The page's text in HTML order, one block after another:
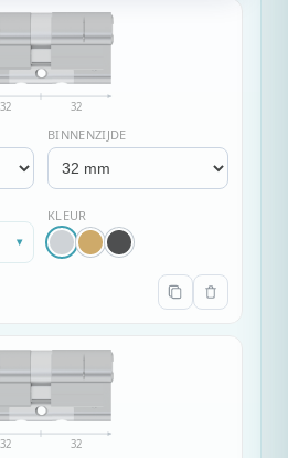
32 32
BINNENZIJDE
▾
KLEUR
32 32